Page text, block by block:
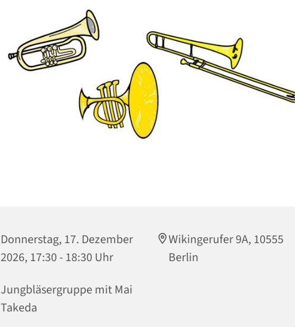
Donnerstag, 17. Dezember
2026, 17:30 - 18:30 Uhr
Wikingerufer 9A, 10555
Berlin
Jungbläsergruppe mit Mai
Takeda